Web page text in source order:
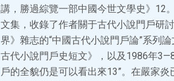
講，勝過綜覽一部中國今世文學史》12
文集，收錄了作者關于古代小說門戶研
界》雜志的“中國古代小說門戶論”系列
古代小說門戶史短文》，以及1986年
戶的全貌仍是可以看出來13”。在嚴家